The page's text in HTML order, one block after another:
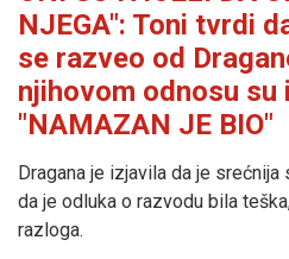
NJEGA": Toni tvrdi
se razveo od
njihovom odnosu su
"NAMAZAN JE BIO"
Dragana je izjavila da je
da je odluka o razvodu bila
razloga.